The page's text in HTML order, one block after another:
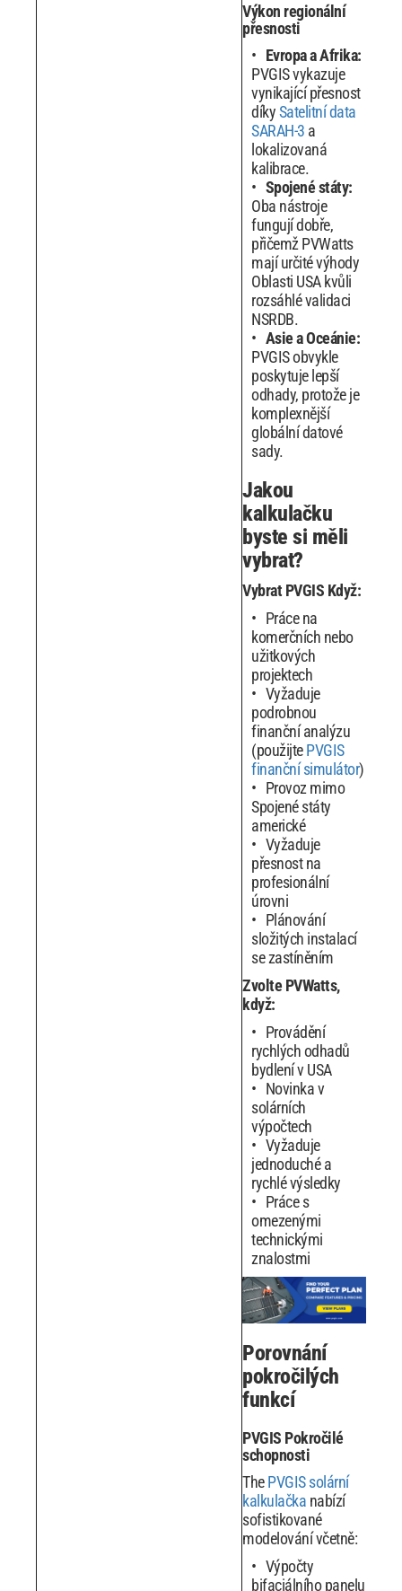
Výkon regionální
přesnosti
Evropa a Afrika:
PVGIS vykazuje
vynikající přesnost
díkySatelitní data
SARAH-3 a
lokalizovaná
kalibrace.
Spojené státy:
Oba nástroje
fungují dobře,
přičemž PVWatts
mají určité výhody
Oblasti USA kvůli
rozsáhlé validaci
NSRDB.
Asie a Oceánie:
PVGIS obvykle
poskytuje lepší
odhady, protože je
komplexnější
globální datové
sady.
Jakou
kalkulačku
byste si měli
vybrat?
Vybrat PVGIS Když:
Práce na
komerčních nebo
užitkových
projektech
Vyžaduje
podrobnou
finanční analýzu
(použijtePVGIS
finanční simulátor)
Provoz mimo
Spojené státy
americké
Vyžaduje
přesnost na
profesionální
úrovni
Plánování
složitých instalací
se zastíněním
Zvolte PVWatts,
když:
Provádění
rychlých odhadů
bydlení v USA
Novinka v
solárních
výpočtech
Vyžaduje
jednoduché a
rychlé výsledky
Práce s
omezenými
technickými
znalostmi
Porovnání
pokročilých
funkcí
PVGIS Pokročilé
schopnosti
ThePVGIS solární
kalkulačka nabízí
sofistikované
modelování včetně:
Výpočty
bifaciálního panelu